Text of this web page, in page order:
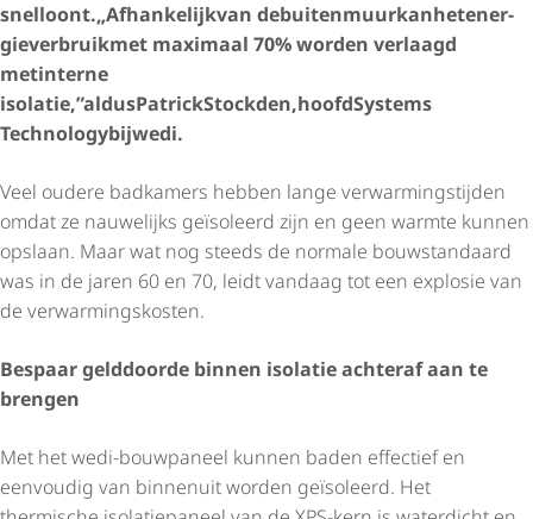
snelloont.„Afhankelijkvan debuitenmuurkanhetener­
gie­ver­bruikmet maximaal 70% worden verlaagd
metinterne
isolatie,”aldusPatrickStockden,hoofdSystems
Technologybijwedi.
Veel oudere badkamers hebben lange verwar­mings­tijden
omdat ze nauwelijks geïsoleerd zijn en geen warmte kunnen
opslaan. Maar wat nog steeds de normale bouwstandaard
was in de jaren 60 en 70, leidt vandaag tot een explosie van
de verwar­mings­kosten.
Bespaar gelddoorde binnen isolatie achteraf aan te
brengen
Met het wedi-bouwpaneel kunnen baden effectief en
eenvoudig van binnenuit worden geïsoleerd. Het